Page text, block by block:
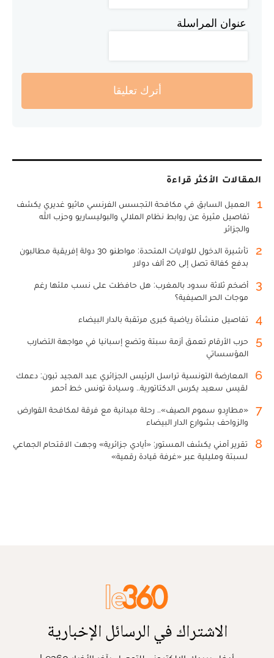
عنوان المراسلة
أترك تعليقا
المقالات الأكثر قراءة
1
العميل السابق في مكافحة التجسس الفرنسي ماثيو غديري يكشف
تفاصيل مثيرة عن روابط نظام الملالي والبوليساريو وحزب الله
والجزائر
2
تأشيرة الدخول للولايات المتحدة: مواطنو 30 دولة إفريقية مطالبون
بدفع كفالة تصل إلى 20 ألف دولار
3
أضخم ثلاثة سدود بالمغرب: هل حافظت على نسب ملئها رغم
موجات الحر الصيفية؟
4 تفاصيل منشأة رياضية كبرى مرتقبة بالدار البيضاء
5
حرب الأرقام تعمق أزمة سبتة وتضع إسبانيا في مواجهة التضارب
المؤسساتي
6
المعارضة التونسية تراسل الرئيس الجزائري عبد المجيد تبون: دعمك
لقيس سعيد يكرس الدكتاتورية.. وسيادة تونس خط أحمر
7
«مطارِدو سموم الصيف».. رحلة ميدانية مع فرقة لمكافحة القوارض
والزواحف بشوارع الدار البيضاء
8
تقرير أمني يكشف المستور: «أيادي جزائرية» وجهت الاقتحام الجماعي
لسبتة ومليلية عبر «غرفة قيادة رقمية»
الاشتراك في الرسائل الإخبارية